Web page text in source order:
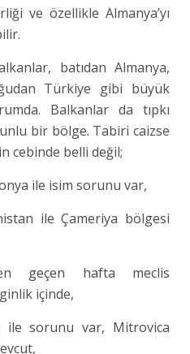
ve özellikle Almanya’yı
batıdan Almanya,
Türkiye gibi büyük
Balkanlar da tıpkı
bir bölge. Tabiri caizse
cebinde belli değil;
ile isim sorunu var,
ile Çameriya bölgesi
geçen hafta meclis
içinde,
ile sorunu var, Mitrovica